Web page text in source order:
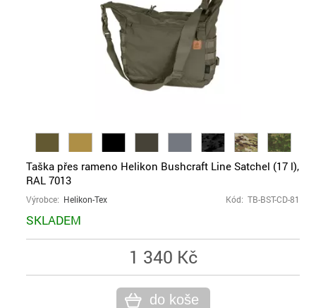
Taška přes rameno Helikon Bushcraft Line Satchel (17 l),
RAL 7013
Výrobce: Helikon-Tex Kód: TB-BST-CD-81
SKLADEM
1 340 Kč
do koše